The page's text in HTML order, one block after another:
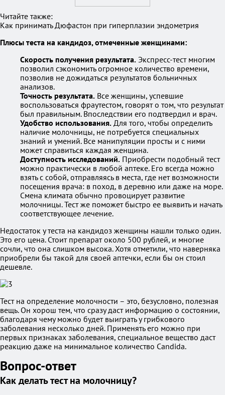
Читайте также:
Как принимать Дюфастон при гиперплазии эндометрия
Плюсы теста на кандидоз, отмеченные женщинами:
Скорость получения результата. Экспресс-тест многим
позволил сэкономить огромное количество времени,
позволив не дожидаться результатов больничных
анализов.
Точность результата. Все женщины, успевшие
воспользоваться фраутестом, говорят о том, что результат
был правильным. Впоследствии его подтвердил и врач.
Удобство использования. Для того, чтобы определить
наличие молочницы, не потребуется специальных
знаний и умений. Все манипуляции просты и с ними
может справиться каждая женщина.
Доступность исследований. Приобрести подобный тест
можно практически в любой аптеке. Его всегда можно
взять с собой, отправляясь в места, где нет возможности
посещения врача: в поход, в деревню или даже на море.
Смена климата обычно провоцирует развитие
молочницы. Тест же поможет быстро ее выявить и начать
соответствующее лечение.
Недостаток у теста на кандидоз женщины нашли только один.
Это его цена. Стоит препарат около 500 рублей, и многие
сочли, что она слишком высока. Хотя отметили, что наверняка
приобрели бы такой для своей аптечки, если бы он стоил
дешевле.
Тест на определение молочности – это, безусловно, полезная
вещь. Он хорош тем, что сразу даст информацию о состоянии,
благодаря чему можно будет выиграть у грибкового
заболевания несколько дней. Применять его можно при
первых признаках заболевания, специальное вещество даст
реакцию даже на минимальное количество Candida.
Вопрос-ответ
Как делать тест на молочницу?